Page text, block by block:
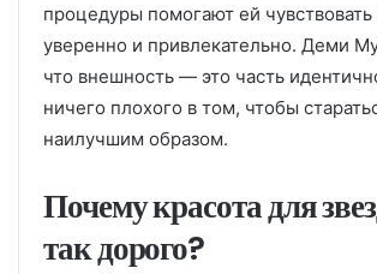
процедуры помогают ей чувствовать
уверенно и привлекательно. Деми
что внешность — это часть
ничего плохого в том, чтобы
наилучшим образом.
Почему красота для
так дорого?